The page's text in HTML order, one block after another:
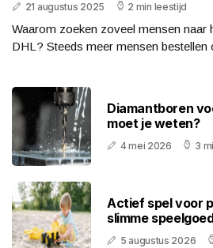
21 augustus 2025 2 min leestijd
Waarom zoeken zoveel mensen naar
DHL? Steeds meer mensen bestellen
Diamantboren
moet je weten?
4 mei 2026 3
Actief spel voor
slimme
5 augustus 2026